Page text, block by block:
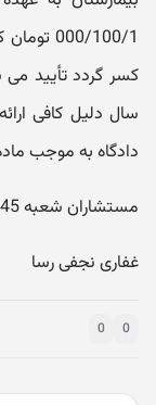
000/
سال دلیل کافی
دادگاه به موجب ماده 365 قانون فوق الذکر قطعی
مستشاران شعبه 45 دادگاه تجدیدنظر
غفاری نجفی رسا
0
0